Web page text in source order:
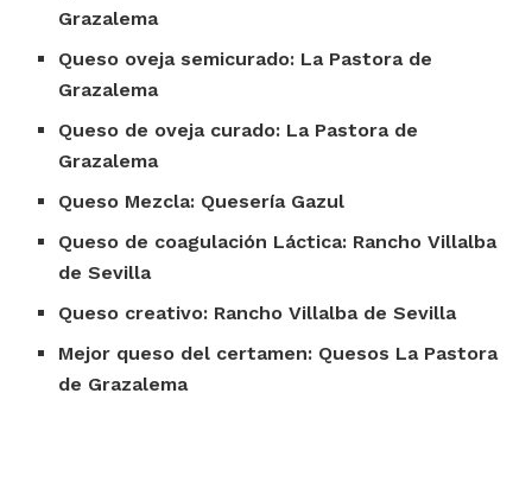
Grazalema
Queso oveja semicurado: La Pastora de
Grazalema
Queso de oveja curado: La Pastora de
Grazalema
Queso Mezcla: Quesería Gazul
Queso de coagulación Láctica: Rancho Villalba
de Sevilla
Queso creativo: Rancho Villalba de Sevilla
Mejor queso del certamen: Quesos La Pastora
de Grazalema